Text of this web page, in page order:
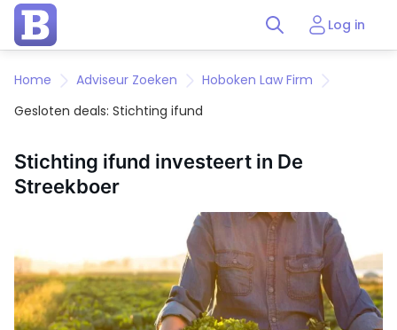
Log in
Home Adviseur Zoeken
Hoboken Law Firm
Gesloten deals: Stichting ifund
Stichting ifund investeert in De
Streekboer